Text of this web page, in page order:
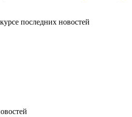
последних новостей